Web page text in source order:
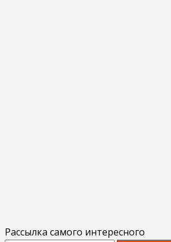
Рассылка самого интересного